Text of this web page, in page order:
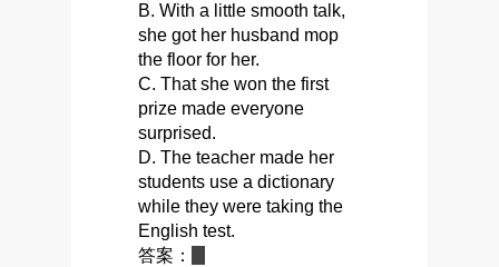
B. With a little smooth talk,
she got her husband mop
the floor for her.
C. That she won the first
prize made everyone
surprised.
D. The teacher made her
students use a dictionary
while they were taking the
English test.
答案：